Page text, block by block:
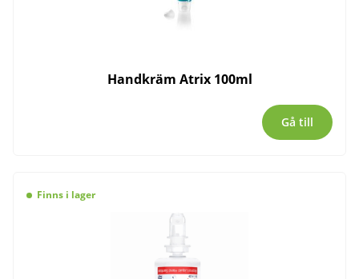
Handkräm Atrix 100ml
Gå till
Finns i lager